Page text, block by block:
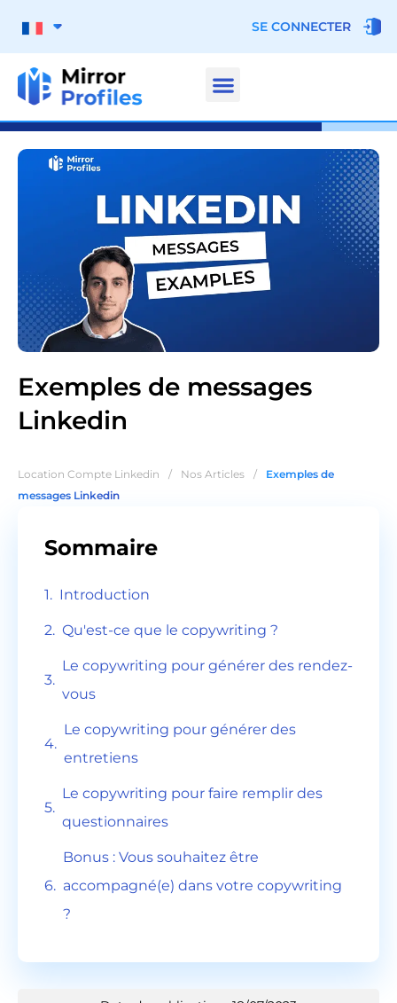
SE CONNECTER
Exemples de messages
Linkedin
Location Compte Linkedin / Nos Articles /
Exemples de
messages Linkedin
Sommaire
Introduction
Qu'est-ce que le copywriting ?
Le copywriting pour générer des rendez-
vous
Le copywriting pour générer des
entretiens
Le copywriting pour faire remplir des
questionnaires
Bonus : Vous souhaitez être
accompagné(e) dans votre copywriting
?